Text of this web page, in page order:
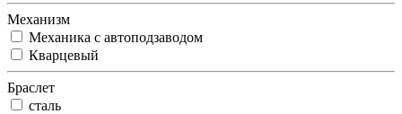
Механизм
Механика с автоподзаводом
Кварцевый
Браслет
сталь